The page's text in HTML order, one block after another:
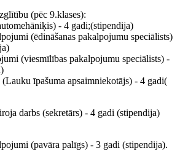
(pēc 9.klases):
- 4 gadi;(stipendija)
(ēdināšanas pakalpojumu speciālists)
(viesmīlības pakalpojumu speciālists) -
īpašuma apsaimniekotājs) - 4 gadi(
darbs (sekretārs) - 4 gadi (stipendija)
(pavāra palīgs) - 3 gadi (stipendija).